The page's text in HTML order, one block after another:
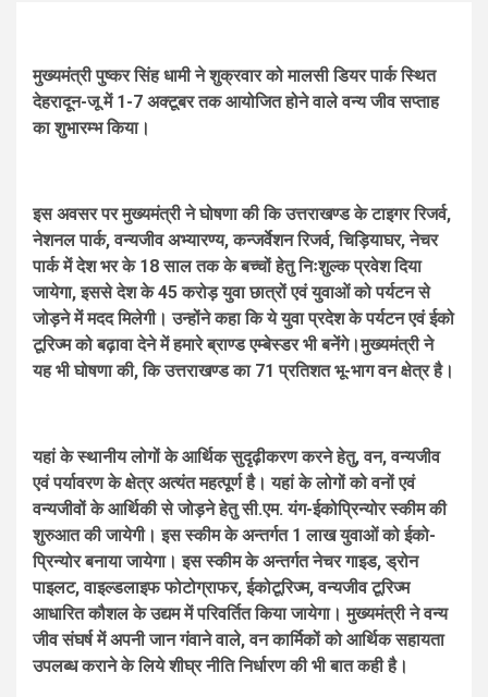
मुख्यमंत्री पुष्कर सिंह धामी ने शुक्रवार को मालसी डियर पार्क स्थित
देहरादून-जू में 1-7 अक्टूबर तक आयोजित होने वाले वन्य जीव सप्ताह
का शुभारम्भ किया।
इस अवसर पर मुख्यमंत्री ने घोषणा की कि उत्तराखण्ड के टाइगर रिजर्व,
नेशनल पार्क, वन्यजीव अभ्यारण्य, कन्जर्वेशन रिजर्व, चिड़ियाघर, नेचर
पार्क में देश भर के 18 साल तक के बच्चों हेतु निःशुल्क प्रवेश दिया
जायेगा, इससे देश के 45 करोड़ युवा छात्रों एवं युवाओं को पर्यटन से
जोड़ने में मदद मिलेगी। उन्होंने कहा कि ये युवा प्रदेश के पर्यटन एवं ईको
टूरिज्म को बढ़ावा देने में हमारे ब्राण्ड एम्बेस्डर भी बनेंगे।मुख्यमंत्री ने
यह भी घोषणा की, कि उत्तराखण्ड का 71 प्रतिशत भू-भाग वन क्षेत्र है।
यहां के स्थानीय लोगों के आर्थिक सुदृढ़ीकरण करने हेतु, वन, वन्यजीव
एवं पर्यावरण के क्षेत्र अत्यंत महत्पूर्ण है। यहां के लोगों को वनों एवं
वन्यजीवों के आर्थिकी से जोड़ने हेतु सी.एम. यंग-ईकोप्रिन्योर स्कीम की
शुरुआत की जायेगी। इस स्कीम के अन्तर्गत 1 लाख युवाओं को ईको-
प्रिन्योर बनाया जायेगा। इस स्कीम के अन्तर्गत नेचर गाइड, ड्रोन
पाइलट, वाइल्डलाइफ फोटोग्राफर, ईकोटूरिज्म, वन्यजीव टूरिज्म
आधारित कौशल के उद्यम में परिवर्तित किया जायेगा। मुख्यमंत्री ने वन्य
जीव संघर्ष में अपनी जान गंवाने वाले, वन कार्मिकों को आर्थिक सहायता
उपलब्ध कराने के लिये शीघ्र नीति निर्धारण की भी बात कही है।